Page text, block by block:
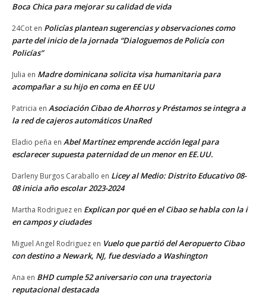
Boca Chica para mejorar su calidad de vida
24Cot en Policías plantean sugerencias y observaciones como
parte del inicio de la jornada “Dialoguemos de Policía con
Policías”
Julia en Madre dominicana solicita visa humanitaria para
acompañar a su hijo en coma en EE UU
Patricia en Asociación Cibao de Ahorros y Préstamos se integra a
la red de cajeros automáticos UnaRed
Eladio peña en Abel Martínez emprende acción legal para
esclarecer supuesta paternidad de un menor en EE.UU.
Darleny Burgos Caraballo en Licey al Medio: Distrito Educativo 08-
08 inicia año escolar 2023-2024
Martha Rodriguez en Explican por qué en el Cibao se habla con la i
en campos y ciudades
Miguel Angel Rodriguez en Vuelo que partió del Aeropuerto Cibao
con destino a Newark, NJ, fue desviado a Washington
Ana en BHD cumple 52 aniversario con una trayectoria
reputacional destacada